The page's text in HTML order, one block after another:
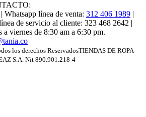
| Whatsapp línea de venta: 312 406 1989 |
de servicio al cliente: 323 468 2642 |
a viernes de 8:30 am a 6:30 pm. |
los derechos ReservadosTIENDAS DE ROPA
S.A. Nit 890.901.218-4